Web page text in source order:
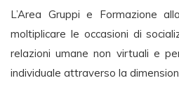
L’Area Gruppi e Formazione
moltiplicare le occasioni di
relazioni umane non virtuali e
individuale attraverso la